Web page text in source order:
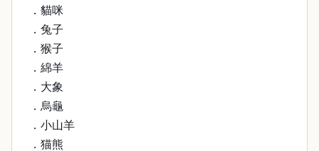
．貓咪
．兔子
．猴子
．綿羊
．大象
．烏龜
．小山羊
．猫熊